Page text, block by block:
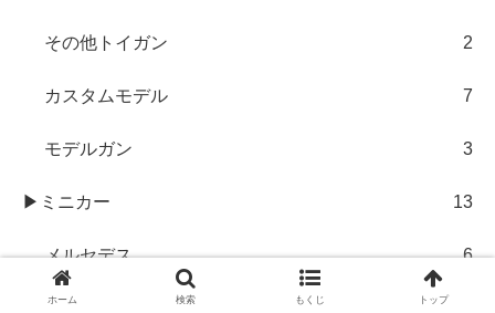
その他トイガン 2
カスタムモデル 7
モデルガン 3
▶ミニカー 13
メルセデス 6
ポルシェ
ホーム 検索 もくじ トップ